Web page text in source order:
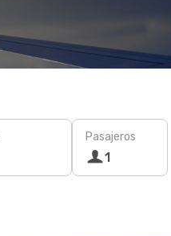
Pasajeros
1